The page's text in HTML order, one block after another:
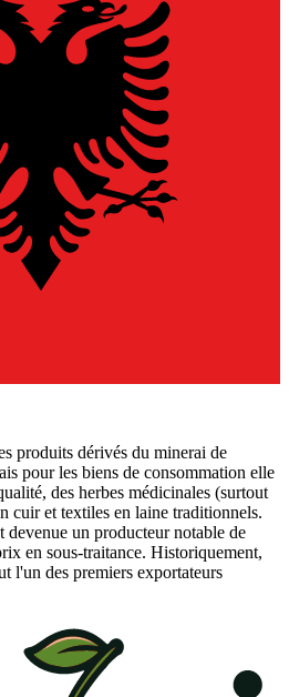
produits dérivés du minerai de
pour les biens de consommation elle
des herbes médicinales (surtout
cuir et textiles en laine traditionnels.
devenue un producteur notable de
en sous-traitance. Historiquement,
l'un des premiers exportateurs